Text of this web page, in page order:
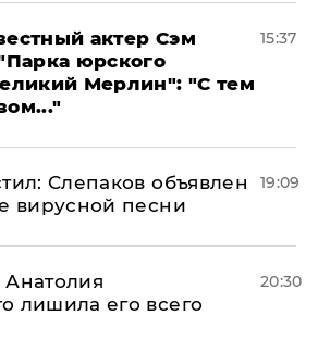
актер Сэм
юрского
Мерлин": "С тем
15:37
Слепаков объявлен
вирусной песни
19:09
лишила его всего
20:30